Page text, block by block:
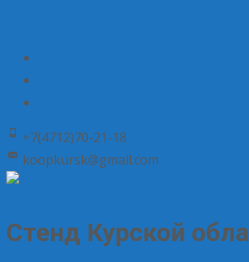
+7(4712)70-21-18
koopkursk@gmail.com
Стенд Курской